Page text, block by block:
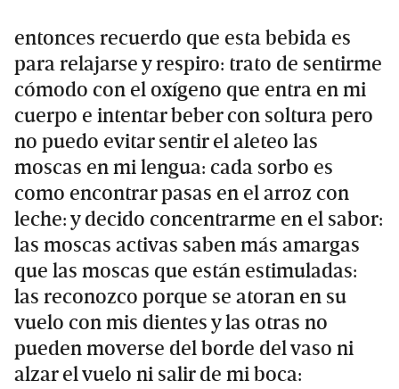
entonces recuerdo que esta bebida es
para relajarse y respiro: trato de sentirme
cómodo con el oxígeno que entra en mi
cuerpo e intentar beber con soltura pero
no puedo evitar sentir el aleteo las
moscas en mi lengua: cada sorbo es
como encontrar pasas en el arroz con
leche: y decido concentrarme en el sabor:
las moscas activas saben más amargas
que las moscas que están estimuladas:
las reconozco porque se atoran en su
vuelo con mis dientes y las otras no
pueden moverse del borde del vaso ni
alzar el vuelo ni salir de mi boca: